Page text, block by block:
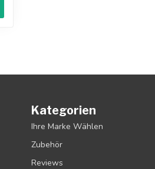
Kategorien
Ihre Marke Wählen
Zubehör
Reviews